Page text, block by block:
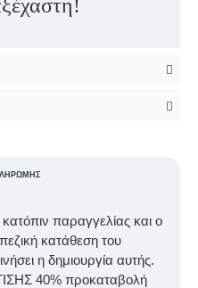
παραγγελίας και ο
κατάθεση του
η δημιουργία αυτής.
40% προκαταβολή